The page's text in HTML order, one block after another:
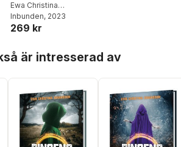
Ewa Christina
Johansson
Inbunden, 2023
269 kr
är intresserad av